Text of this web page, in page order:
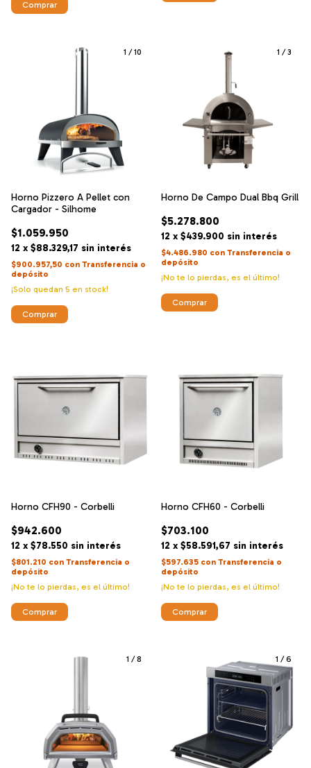
1 /10
Horno Pizzero A Pellet con
Cargador - Silhome
$1.059.950
12 x $88.329,17 sin interés
$900.957,50 con Transferencia o
depósito
¡Solo quedan 5 en stock!
Comprar
1 /3
Horno De Campo Dual Bbq Grill
$5.278.800
12 x $439.900 sin interés
$4.486.980 con Transferencia o
depósito
¡No te lo pierdas, es el último!
Horno CFH90 - Corbelli
$942.600
12 x $78.550 sin interés
$801.210 con Transferencia o
depósito
¡No te lo pierdas, es el último!
Horno CFH60 - Corbelli
$703.100
12 x $58.591,67 sin interés
$597.635 con Transferencia o
depósito
¡No te lo pierdas, es el último!
1 /8 1 /6